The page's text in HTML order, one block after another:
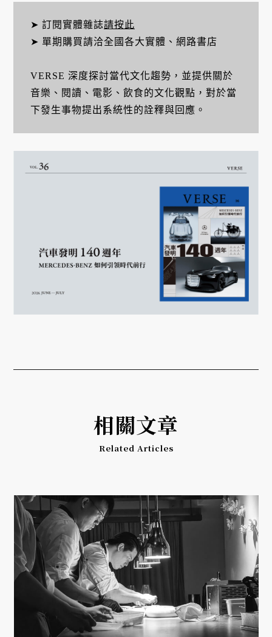
➤ 訂閱實體雜誌請按此
➤ 單期購買請洽全國各大實體、網路書店
VERSE 深度探討當代文化趨勢，並提供關於
音樂、閱讀、電影、飲食的文化觀點，對於當
下發生事物提出系統性的詮釋與回應。
相關文章
Related Articles